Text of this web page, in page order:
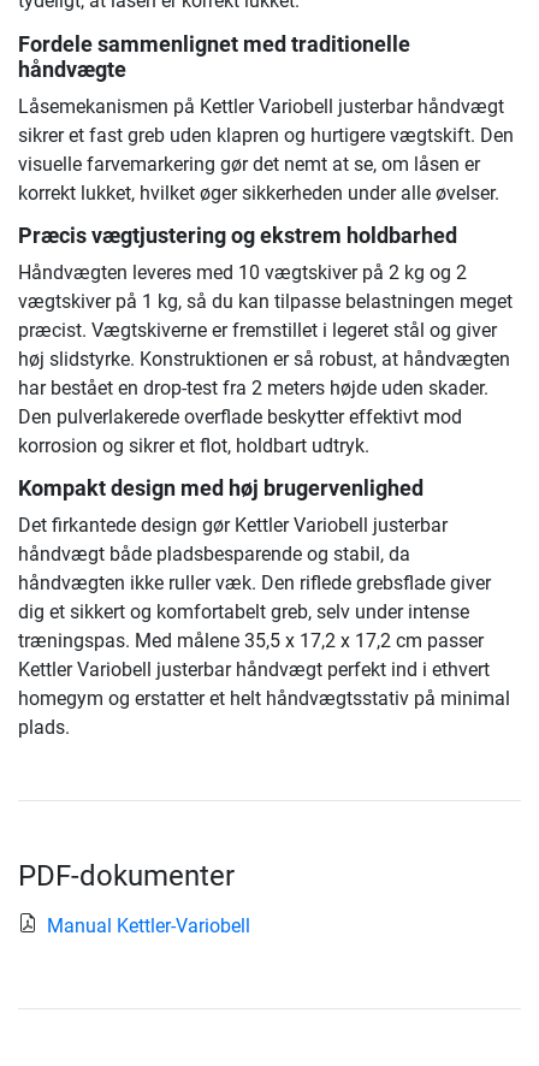
Fordele sammenlignet med traditionelle
håndvægte
Låsemekanismen på Kettler Variobell justerbar håndvægt
sikrer et fast greb uden klapren og hurtigere vægtskift. Den
visuelle farvemarkering gør det nemt at se, om låsen er
korrekt lukket, hvilket øger sikkerheden under alle øvelser.
Præcis vægtjustering og ekstrem holdbarhed
Håndvægten leveres med 10 vægtskiver på 2 kg og 2
vægtskiver på 1 kg, så du kan tilpasse belastningen meget
præcist. Vægtskiverne er fremstillet i legeret stål og giver
høj slidstyrke. Konstruktionen er så robust, at håndvægten
har bestået en drop-test fra 2 meters højde uden skader.
Den pulverlakerede overflade beskytter effektivt mod
korrosion og sikrer et flot, holdbart udtryk.
Kompakt design med høj brugervenlighed
Det firkantede design gør Kettler Variobell justerbar
håndvægt både pladsbesparende og stabil, da
håndvægten ikke ruller væk. Den riflede grebsflade giver
dig et sikkert og komfortabelt greb, selv under intense
træningspas. Med målene 35,5 x 17,2 x 17,2 cm passer
Kettler Variobell justerbar håndvægt perfekt ind i ethvert
homegym og erstatter et helt håndvægtsstativ på minimal
plads.
PDF-dokumenter
Manual Kettler-Variobell